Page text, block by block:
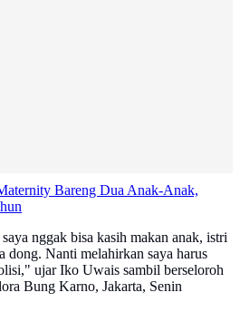
Bareng Dua Anak-Anak,
nggak bisa kasih makan anak, istri
dong. Nanti melahirkan saya harus
ujar Iko Uwais sambil berseloroh
Bung Karno, Jakarta, Senin